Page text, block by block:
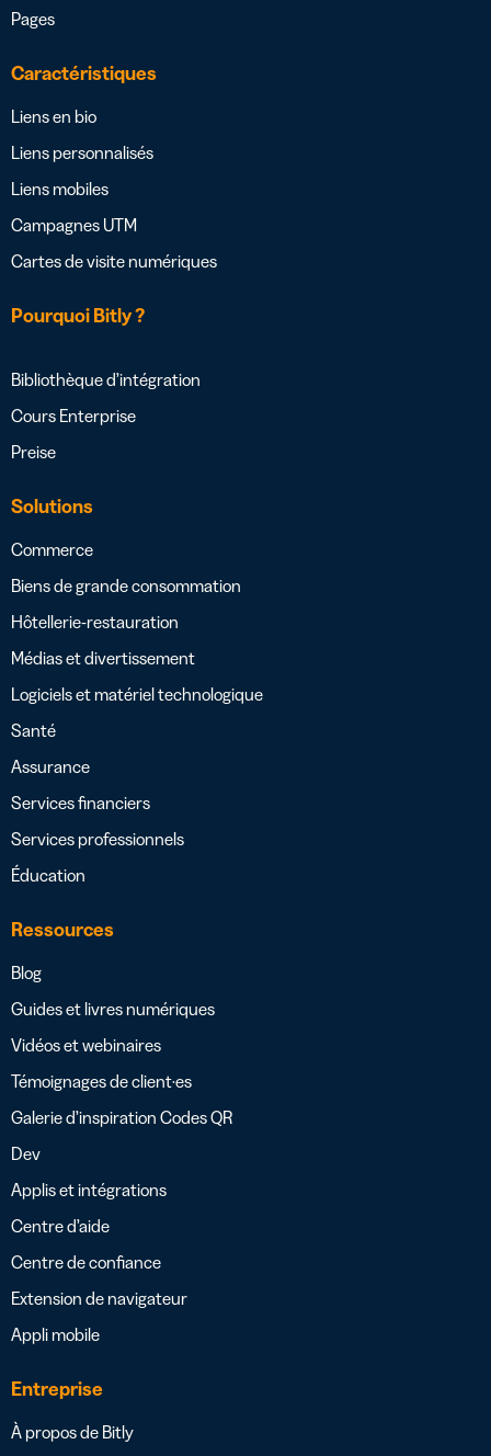
Pages
Caractéristiques
Liens en bio
Liens personnalisés
Liens mobiles
Campagnes UTM
Cartes de visite numériques
Pourquoi Bitly ?
Bibliothèque d’intégration
Cours Enterprise
Preise
Solutions
Commerce
Biens de grande consommation
Hôtellerie-restauration
Médias et divertissement
Logiciels et matériel technologique
Santé
Assurance
Services financiers
Services professionnels
Éducation
Ressources
Blog
Guides et livres numériques
Vidéos et webinaires
Témoignages de client·es
Galerie d’inspiration Codes QR
Dev
Applis et intégrations
Centre d’aide
Centre de confiance
Extension de navigateur
Appli mobile
Entreprise
À propos de Bitly